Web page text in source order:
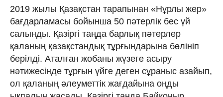
2019 жылы Қазақстан тарапынан «Нұрлы жер»
бағдарламасы бойынша 50 пәтерлік бес үй
салынды. Қазіргі таңда барлық пәтерлер
қаланың қазақстандық тұрғындарына бөлініп
берілді. Аталған жобаны жүзеге асыру
нәтижесінде тұрғын үйге деген сұраныс азайып,
ол қаланың әлеуметтік жағдайына оңды